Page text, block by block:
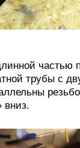
частью
трубы с
вниз.